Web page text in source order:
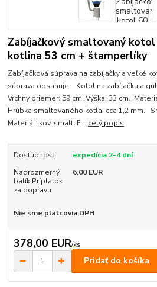
Zabíjačkový smaltovaný
kotlina 53 cm + štamperlíky
Zabíjačková súprava na zabíjačky a veľké
súprava obsahuje: Kotol na zabíjačku a
Vrchny priemer: 59 cm. Výška: 33 cm.
Hrúbka smaltovaného kotla: cca 1,2 mm.
Materiál: kov, smalt. F... celý popis
Dostupnosť
expedícia 2-4 dní
Nadrozmerný
balík Príplatok
za dopravu
6,00 EUR
Nie sme platcovia DPH
378,00 EUR/ks
Pridať do košíka